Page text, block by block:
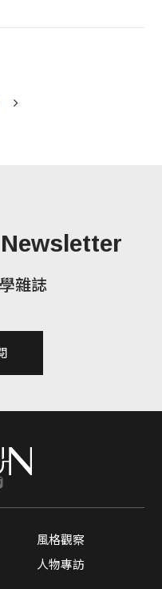
插畫藝術跨領域的
雜誌
風格觀察
人物專訪